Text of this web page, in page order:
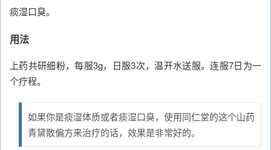
痰湿口臭。
用法
上药共研细粉，每服3g，日服3次，温开水送服。连服7日为一
个疗程。
如果你是痰湿体质或者痰湿口臭，使用同仁堂的这个山药
青黛散偏方来治疗的话，效果是非常好的。